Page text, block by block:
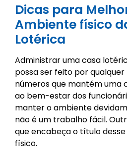
Dicas para
Ambiente físico
Lotérica
Administrar uma casa
possa ser feito por qualquer
números que mantém uma
ao bem-estar dos
manter o ambiente
não é um trabalho fácil.
que encabeça o título
físico.